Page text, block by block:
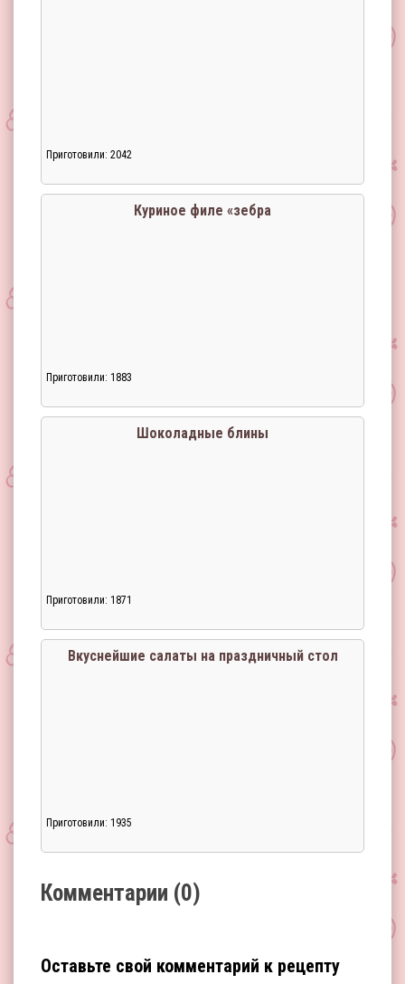
Приготовили: 2042
Куриное филе «зебра
Приготовили: 1883
Шоколадные блины
Приготовили: 1871
Вкуснейшие салаты на праздничный стол
Приготовили: 1935
Комментарии (0)
Оставьте свой комментарий к рецепту